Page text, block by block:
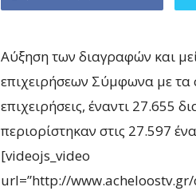
Αύξηση των διαγραφών και
επιχειρήσεων Σύμφωνα με τα
επιχειρήσεις, έναντι 27.655
περιορίστηκαν στις 27.597
[videojs_video
url=”http://www.acheloostv.gr/